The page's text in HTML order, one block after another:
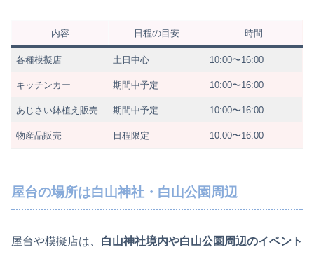
内容 日程の目安 時間
各種模擬店 土日中心 10:00〜16:00
キッチンカー 期間中予定 10:00〜16:00
あじさい鉢植え販売 期間中予定 10:00〜16:00
物産品販売 日程限定 10:00〜16:00
屋台の場所は白山神社・白山公園周辺
屋台や模擬店は、 白山神社境内や白山公園周辺のイベント